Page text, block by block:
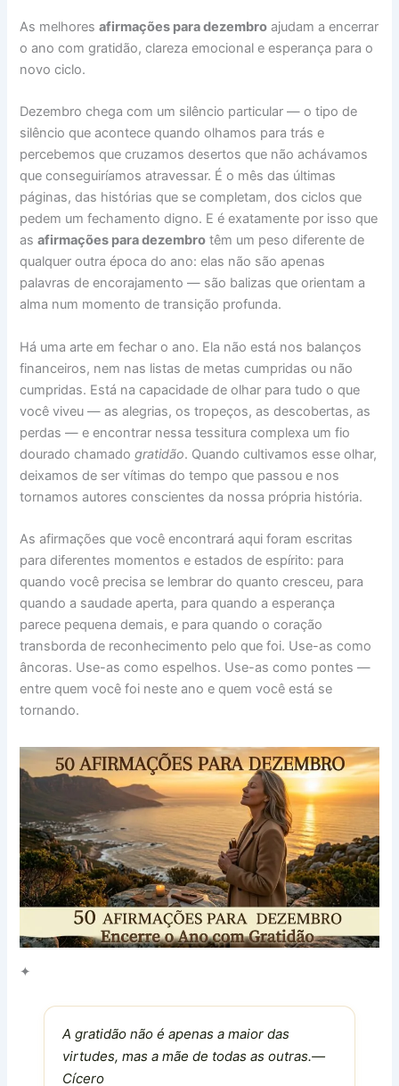
o
o
r
e
t
A d
s
r
d
d n
r
L
i
k
e
As melhoresafirmações para dezembro ajudam a encerrar
o ano com gratidão, clareza emocional e esperança para o
novo ciclo.
Dezembro chega com um silêncio particular — o tipo de
silêncio que acontece quando olhamos para trás e
percebemos que cruzamos desertos que não achávamos
que conseguiríamos atravessar. É o mês das últimas
páginas, das histórias que se completam, dos ciclos que
pedem um fechamento digno. E é exatamente por isso que
asafirmações para dezembro têm um peso diferente de
qualquer outra época do ano: elas não são apenas
palavras de encorajamento — são balizas que orientam a
alma num momento de transição profunda.
Há uma arte em fechar o ano. Ela não está nos balanços
financeiros, nem nas listas de metas cumpridas ou não
cumpridas. Está na capacidade de olhar para tudo o que
você viveu — as alegrias, os tropeços, as descobertas, as
perdas — e encontrar nessa tessitura complexa um fio
dourado chamadogratidão. Quando cultivamos esse olhar,
deixamos de ser vítimas do tempo que passou e nos
tornamos autores conscientes da nossa própria história.
As afirmações que você encontrará aqui foram escritas
para diferentes momentos e estados de espírito: para
quando você precisa se lembrar do quanto cresceu, para
quando a saudade aperta, para quando a esperança
parece pequena demais, e para quando o coração
transborda de reconhecimento pelo que foi. Use-as como
âncoras. Use-as como espelhos. Use-as como pontes —
entre quem você foi neste ano e quem você está se
tornando.
✦
A gratidão não é apenas a maior das
virtudes, mas a mãe de todas as outras.—
Cícero